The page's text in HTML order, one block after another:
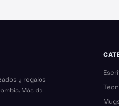
y regalos
Más de